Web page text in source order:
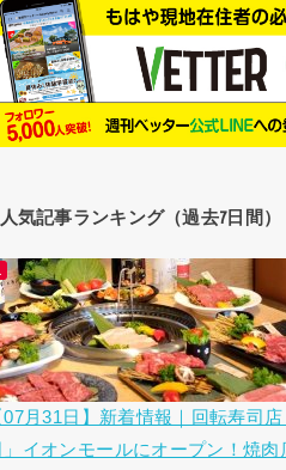
人気記事ランキング（過去7日間）
07月31日】新着情報｜回転寿司
」イオンモールにオープン！焼肉